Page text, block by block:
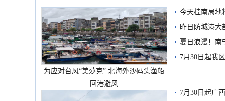
为应对台风“美莎克” 北海外沙码头渔船
回港避风
今天桂南局地
需继续防范
昨日防城港大
雨
夏日浪漫！南
7月30日起我
7月30日起广